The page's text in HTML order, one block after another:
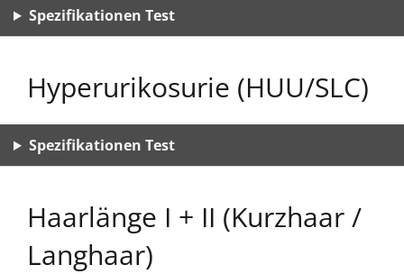
Spezifikationen Test
Hyperurikosurie (HUU/SLC)
Spezifikationen Test
Haarlänge I + II (Kurzhaar /
Langhaar)